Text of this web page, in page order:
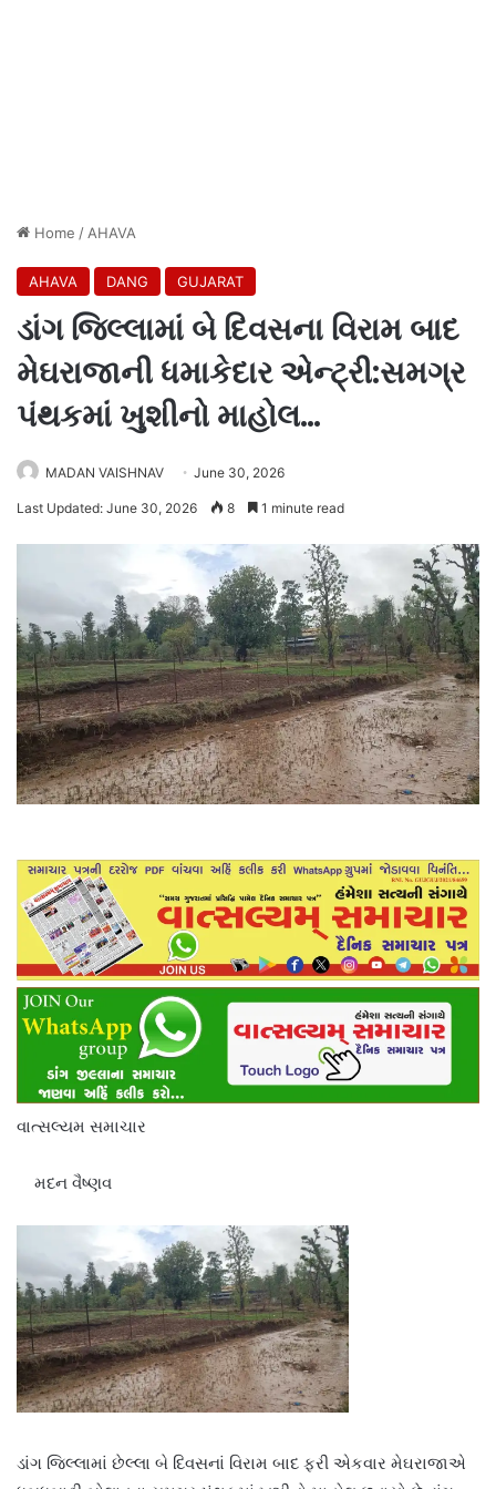
Home / AHAVA
AHAVA DANG GUJARAT
ડાંગ જિલ્લામાં બે દિવસના વિરામ બાદ
મેઘરાજાની ધમાકેદાર એન્ટ્રી:સમગ્ર
પંથકમાં ખુશીનો માહોલ…
MADAN VAISHNAV June 30, 2026
Last Updated: June 30, 2026 8 1 minute read
વાત્સલ્યમ સમાચાર
મદન વૈષ્ણવ
ડાંગ જિલ્લામાં છેલ્લા બે દિવસનાં વિરામ બાદ ફરી એકવાર મેઘરાજાએ